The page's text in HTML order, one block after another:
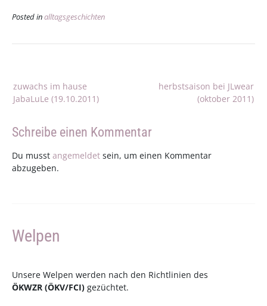
Posted inalltagsgeschichten
herbstsaison bei JLwear
(oktober 2011)
zuwachs im hause
JabaLuLe (19.10.2011)
Schreibe einen Kommentar
Du musst angemeldet sein, um einen Kommentar
abzugeben.
Welpen
Unsere Welpen werden nach den Richtlinien des
ÖKWZR (ÖKV/FCI) gezüchtet.